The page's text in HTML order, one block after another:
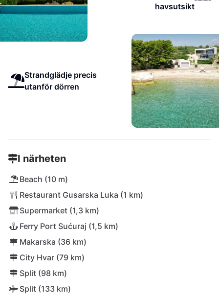
havsutsikt
Strandglädje precis
utanför dörren
I närheten
Beach (10 m)
Restaurant Gusarska Luka (1 km)
Supermarket (1,3 km)
Ferry Port Sućuraj (1,5 km)
Makarska (36 km)
City Hvar (79 km)
Split (98 km)
Split (133 km)